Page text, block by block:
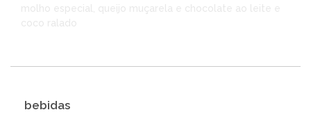
molho especial, queijo muçarela e chocolate ao leite e
coco ralado
bebidas